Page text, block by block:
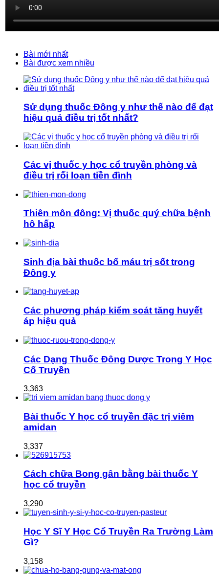
Bài mới nhất
Bài được xem nhiều
Sử dụng thuốc Đông y như thế nào để đạt
hiệu quả điều trị tốt nhất?
Các vị thuốc y học cổ truyền phòng và
điều trị rối loạn tiền đình
Thiên môn đông: Vị thuốc quý chữa bệnh
hô hấp
Sinh địa bài thuốc bổ máu trị sốt trong
Đông y
Các phương pháp kiểm soát tăng huyết
áp hiệu quả
Các Dạng Thuốc Đông Dược Trong Y Học
Cổ Truyền
3,363
Bài thuốc Y học cổ truyền đặc trị viêm
amidan
3,337
Cách chữa Bong gân bằng bài thuốc Y
học cổ truyền
3,290
Học Y Sĩ Y Học Cổ Truyền Ra Trường Làm
Gì?
3,158